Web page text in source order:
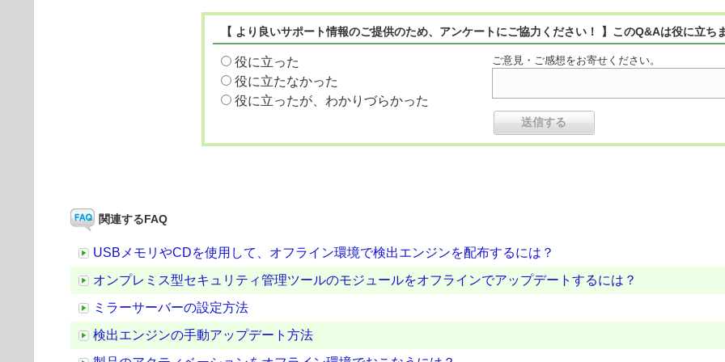
【 より良いサポート情報のご提供のため、アンケートにご協力ください！ 】このQ&Aは役に立ち
役に立った
役に立たなかった
役に立ったが、わかりづらかった
ご意見・ご感想をお寄せください。
関連するFAQ
USBメモリやCDを使用して、オフライン環境で検出エンジンを配布するには？
オンプレミス型セキュリティ管理ツールのモジュールをオフラインでアップデートするには？
ミラーサーバーの設定方法
検出エンジンの手動アップデート方法